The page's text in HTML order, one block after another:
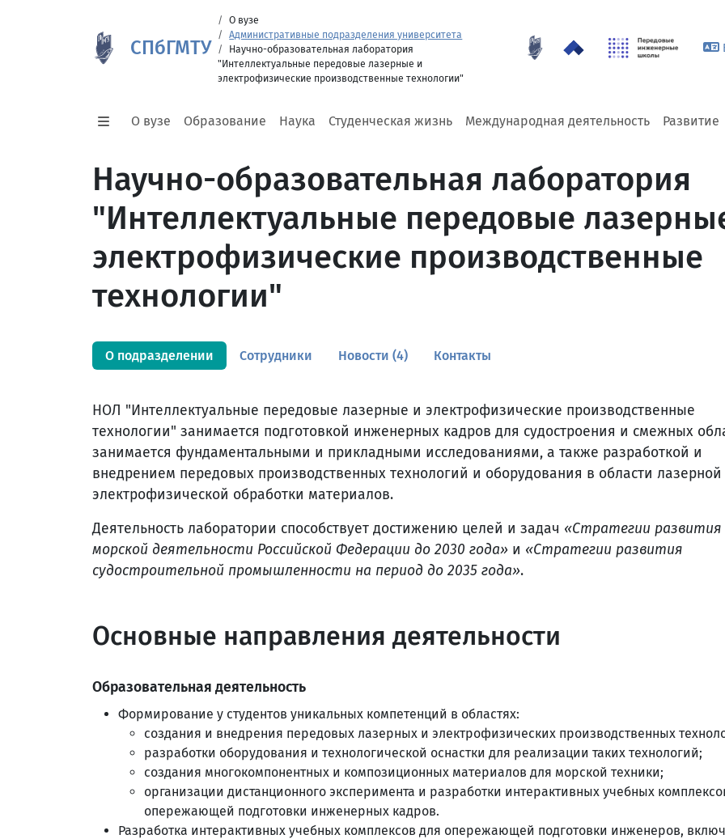
СПбГМТУ
О вузе
Административные подразделения университета
Научно-образовательная лаборатория
"Интеллектуальные передовые лазерные и
электрофизические производственные технологии"
О вузе Образование Наука Студенческая жизнь Международная деятельность Развитие
Научно-образовательная лаборатория
"Интеллектуальные передовые
электрофизические производственные
технологии"
О подразделении Сотрудники Новости (4) Контакты
НОЛ "Интеллектуальные передовые лазерные и электрофизические производственные
технологии" занимается подготовкой инженерных кадров для судостроения и смежных
занимается фундаментальными и прикладными исследованиями, а также разработкой и
внедрением передовых производственных технологий и оборудования в области
электрофизической обработки материалов.
Деятельность лаборатории способствует достижению целей и задач «Стратегии развития
морской деятельности Российской Федерации до 2030 года» и «Стратегии развития
судостроительной промышленности на период до 2035 года».
Основные направления деятельности
Образовательная деятельность
Формирование у студентов уникальных компетенций в областях:
создания и внедрения передовых лазерных и электрофизических производственных
разработки оборудования и технологической оснастки для реализации таких технологий;
создания многокомпонентных и композиционных материалов для морской техники;
организации дистанционного эксперимента и разработки интерактивных учебных
опережающей подготовки инженерных кадров.
Разработка интерактивных учебных комплексов для опережающей подготовки инженеров,